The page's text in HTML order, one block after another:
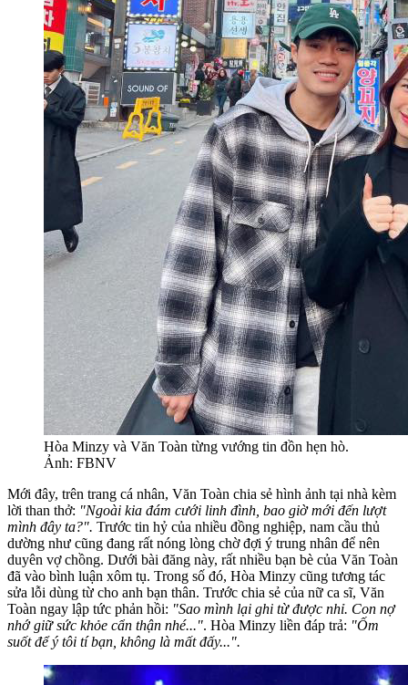
Hòa Minzy và Văn Toàn từng vướng tin đồn hẹn hò.
Ảnh: FBNV
Mới đây, trên trang cá nhân, Văn Toàn chia sẻ hình ảnh tại nhà kèm
lời than thở: "Ngoài kia đám cưới linh đình, bao giờ mới đến lượt
mình đây ta?". Trước tin hỷ của nhiều đồng nghiệp, nam cầu thủ
dường như cũng đang rất nóng lòng chờ đợi ý trung nhân để nên
duyên vợ chồng. Dưới bài đăng này, rất nhiều bạn bè của Văn Toàn
đã vào bình luận xôm tụ. Trong số đó, Hòa Minzy cũng tương tác
sửa lỗi dùng từ cho anh bạn thân. Trước chia sẻ của nữ ca sĩ, Văn
Toàn ngay lập tức phản hồi: "Sao mình lại ghi từ được nhỉ. Con nợ
nhớ giữ sức khỏe cẩn thận nhé...". Hòa Minzy liền đáp trả: "Ốm
suốt để ý tôi tí bạn, không là mất đấy...".